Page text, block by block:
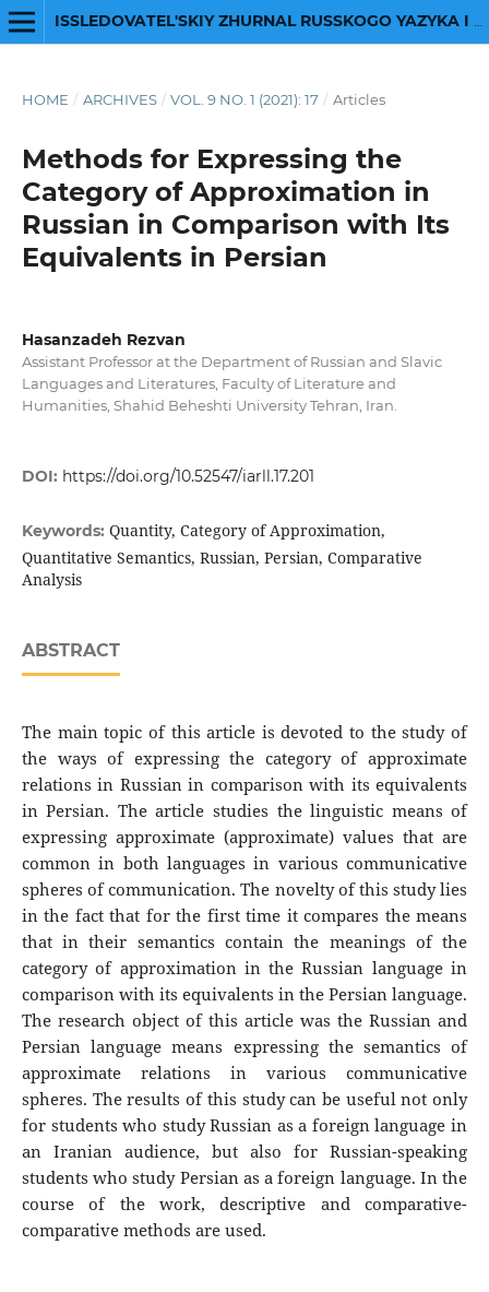
HOME / ARCHIVES / VOL. 9 NO. 1 (2021): 17 / Articles
Methods for Expressing the
Category of Approximation in
Russian in Comparison with Its
Equivalents in Persian
Hasanzadeh Rezvan
Assistant Professor at the Department of Russian and Slavic
Languages and Literatures, Faculty of Literature and
Humanities, Shahid Beheshti University Tehran, Iran.
DOI: https://doi.org/10.52547/iarll.17.201
Keywords: Quantity, Category of Approximation,
Quantitative Semantics, Russian, Persian, Comparative
Analysis
ABSTRACT
The main topic of this article is devoted to the study of
the ways of expressing the category of approximate
relations in Russian in comparison with its equivalents
in Persian. The article studies the linguistic means of
expressing approximate (approximate) values that are
common in both languages in various communicative
spheres of communication. The novelty of this study lies
in the fact that for the first time it compares the means
that in their semantics contain the meanings of the
category of approximation in the Russian language in
comparison with its equivalents in the Persian language.
The research object of this article was the Russian and
Persian language means expressing the semantics of
approximate relations in various communicative
spheres. The results of this study can be useful not only
for students who study Russian as a foreign language in
an Iranian audience, but also for Russian-speaking
students who study Persian as a foreign language. In the
course of the work, descriptive and comparative-
comparative methods are used.